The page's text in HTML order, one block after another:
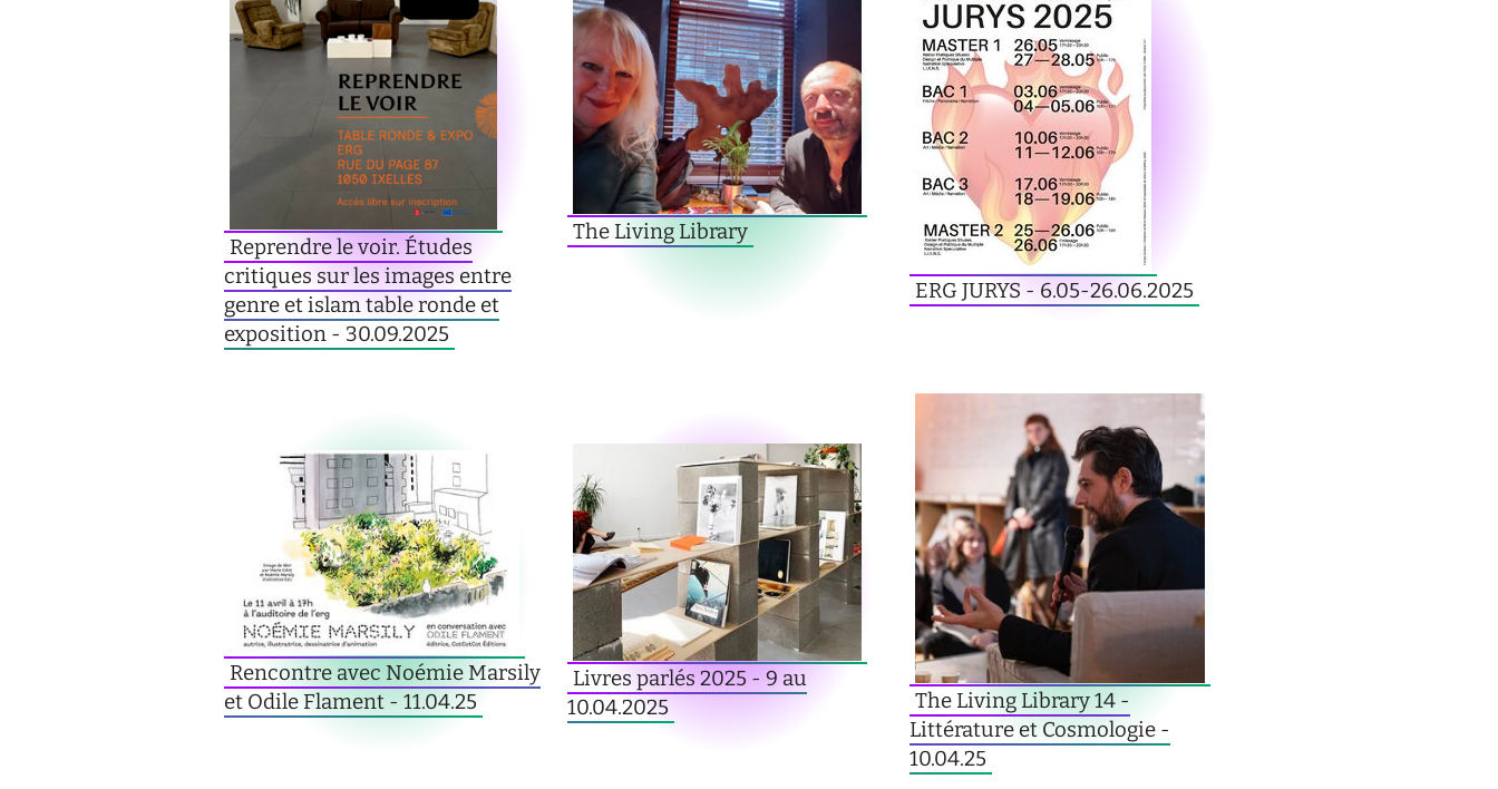
Reprendre le voir. Études
critiques sur les images entre
genre et islam table ronde et
exposition - 30.09.2025
The Living Library
ERG JURYS - 6.05-26.06.2025
Rencontre avec Noémie Marsily
et Odile Flament - 11.04.25
Livres parlés 2025 - 9 au
10.04.2025
The Living Library 14 -
Littérature et Cosmologie -
10.04.25